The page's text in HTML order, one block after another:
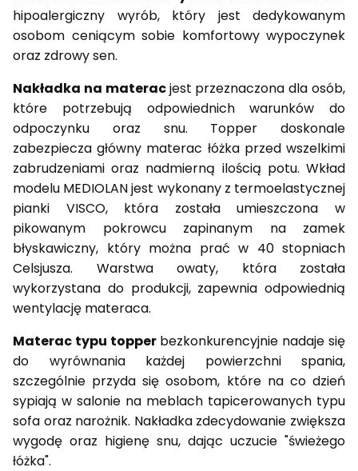
hipoalergiczny wyrób, który jest dedykowanym
osobom ceniącym sobie komfortowy wypoczynek
oraz zdrowy sen.
Nakładka na materacjest przeznaczona dla osób,
które potrzebują odpowiednich warunków do
odpoczynku oraz snu. Topper doskonale
zabezpiecza główny materac łóżka przed wszelkimi
zabrudzeniami oraz nadmierną ilością potu. Wkład
modelu MEDIOLAN jest wykonany z termoelastycznej
pianki VISCO, która została umieszczona w
pikowanym pokrowcu zapinanym na zamek
błyskawiczny, który można prać w 40 stopniach
Celsjusza. Warstwa owaty, która została
wykorzystana do produkcji, zapewnia odpowiednią
wentylację materaca.
Materac typu topperbezkonkurencyjnie nadaje się
do wyrównania każdej powierzchni spania,
szczególnie przyda się osobom, które na co dzień
sypiają w salonie na meblach tapicerowanych typu
sofa oraz narożnik. Nakładka zdecydowanie zwiększa
wygodę oraz higienę snu, dając uczucie "świeżego
łóżka".